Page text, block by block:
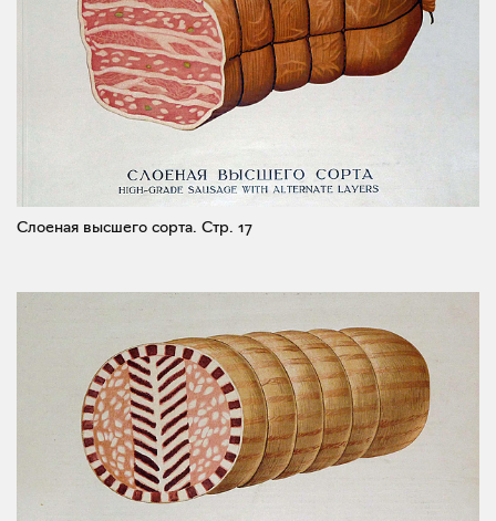
Слоеная высшего сорта. Стр. 17